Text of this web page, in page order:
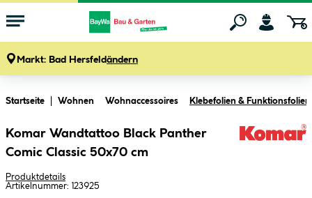
Markt: Bad Hersfeldändern
Startseite Wohnen Wohnaccessoires Klebefolien & Funktionsfolien
Komar Wandtattoo Black Panther
Comic Classic 50x70 cm
Produktdetails
Artikelnummer: 123925